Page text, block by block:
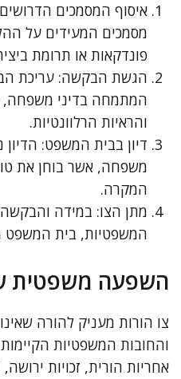
איסוף המסמכים
מסמכים המעידים על
פונדקאות או תרומת
הגשת הבקשה: עריכת
המתמחה בדיני משפחה,
והראיות הרלוונטיות.
דיון בבית המשפט: הדיון
משפחה, אשר בוחן את
המקרה.
מתן הצו: במידה
המשפטיות, בית המשפט
השפעה משפטית
צו הורות מעניק להורה שאינו
והחובות המשפטיות
אחריות הורית, זכויות